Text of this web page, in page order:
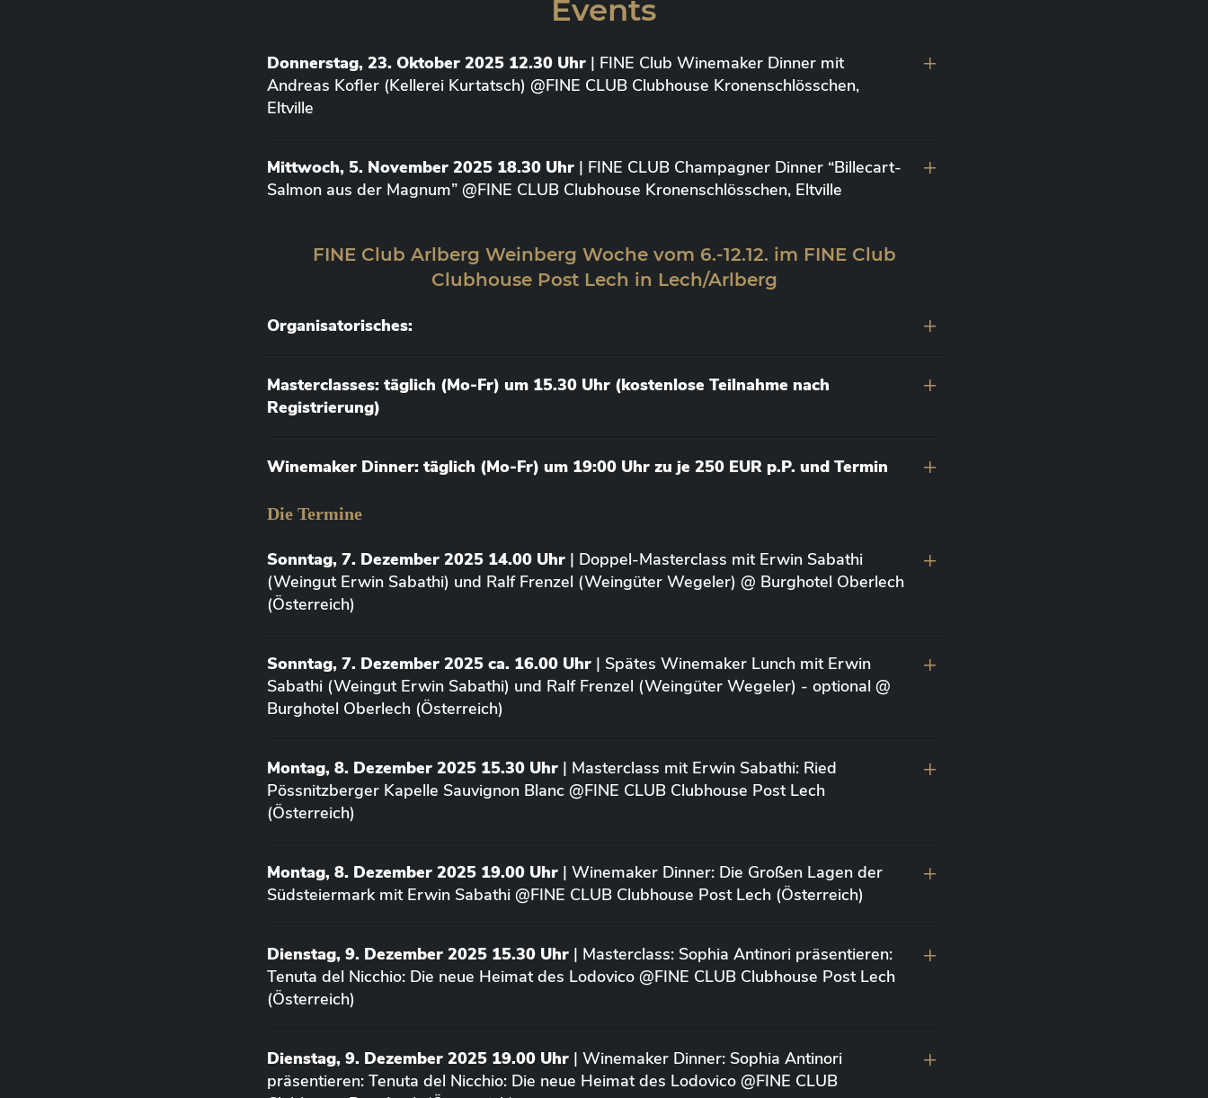
Events
Donnerstag, 23. Oktober 2025 12.30 Uhr | FINE Club Winemaker Dinner mit
Andreas Kofler (Kellerei Kurtatsch) @FINE CLUB Clubhouse Kronenschlösschen,
Eltville
Mittwoch, 5. November 2025 18.30 Uhr | FINE CLUB Champagner Dinner “Billecart-
Salmon aus der Magnum” @FINE CLUB Clubhouse Kronenschlösschen, Eltville
FINE Club Arlberg Weinberg Woche vom 6.-12.12. im FINE Club
Clubhouse Post Lech in Lech/Arlberg
Organisatorisches:
Masterclasses: täglich (Mo-Fr) um 15.30 Uhr (kostenlose Teilnahme nach
Registrierung)
Winemaker Dinner: täglich (Mo-Fr) um 19:00 Uhr zu je 250 EUR p.P. und Termin
Die Termine
Sonntag, 7. Dezember 2025 14.00 Uhr | Doppel-Masterclass mit Erwin Sabathi
(Weingut Erwin Sabathi) und Ralf Frenzel (Weingüter Wegeler) @ Burghotel Oberlech
(Österreich)
Sonntag, 7. Dezember 2025 ca. 16.00 Uhr | Spätes Winemaker Lunch mit Erwin
Sabathi (Weingut Erwin Sabathi) und Ralf Frenzel (Weingüter Wegeler) - optional @
Burghotel Oberlech (Österreich)
Montag, 8. Dezember 2025 15.30 Uhr | Masterclass mit Erwin Sabathi: Ried
Pössnitzberger Kapelle Sauvignon Blanc @FINE CLUB Clubhouse Post Lech
(Österreich)
Montag, 8. Dezember 2025 19.00 Uhr | Winemaker Dinner: Die Großen Lagen der
Südsteiermark mit Erwin Sabathi @FINE CLUB Clubhouse Post Lech (Österreich)
Dienstag, 9. Dezember 2025 15.30 Uhr | Masterclass: Sophia Antinori präsentieren:
Tenuta del Nicchio: Die neue Heimat des Lodovico @FINE CLUB Clubhouse Post Lech
(Österreich)
Dienstag, 9. Dezember 2025 19.00 Uhr | Winemaker Dinner: Sophia Antinori
präsentieren: Tenuta del Nicchio: Die neue Heimat des Lodovico @FINE CLUB